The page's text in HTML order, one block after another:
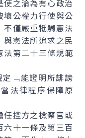
之淪為有心政治
壞公權力行使與公
不僅嚴重牴觸憲法
憲法所追求之民
第二十三條規範
﹁能證明所誹謗
法律程序保障原
控方之檢察官或
六十一條及第三百